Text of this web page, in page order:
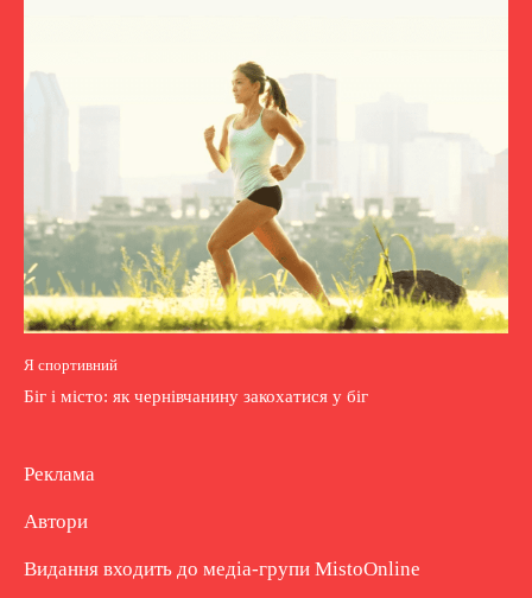
Я спортивний
Біг і місто: як чернівчанину закохатися у біг
Реклама
Автори
Видання входить до медіа-групи MistoOnline